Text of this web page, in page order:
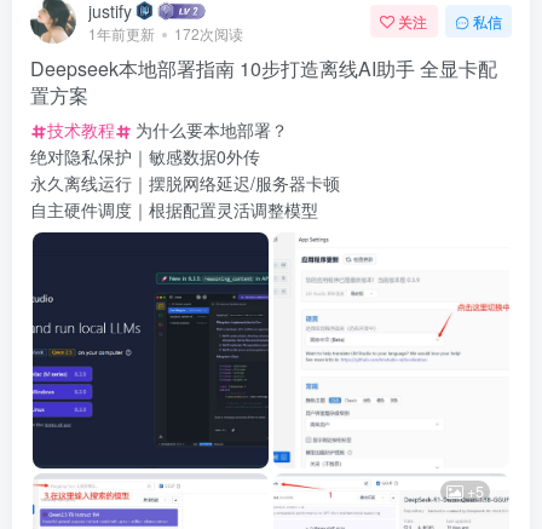
justify
1年前更新 172次阅读
关注 私信
Deepseek本地部署指南 10步打造离线AI助手 全显卡配
置方案
技术教程
为什么要本地部署？
绝对隐私保护｜敏感数据0外传
永久离线运行｜摆脱网络延迟/服务器卡顿
自主硬件调度｜根据配置灵活调整模型
+5